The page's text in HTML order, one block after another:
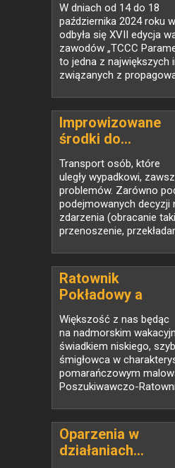
W dniach od 14 do 18
października 2024 roku
odbyła się XVII edycja
zawodów „TCCC
to jedna z największych
związanych z
Improwizowane
środki do...
Transport osób, które
uległy wypadkowi,
problemów. Zarówno
podejmowanych decyzji
zdarzenia (obracanie
przenoszenie,
Ratownik
Pokładowy a
Silent...
Większość z nas będąc
na nadmorskim
świadkiem niskiego,
śmigłowca w
pomarańczowym
Poszukiwawczo-
Oparzenia w
działaniach...